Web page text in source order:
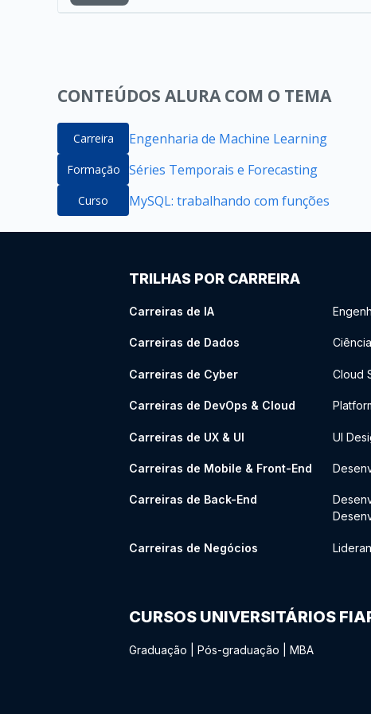
CONTEÚDOS ALURA COM O TEMA
Carreira Engenharia de Machine Learning
Formação Séries Temporais e Forecasting
Curso MySQL: trabalhando com funções
TRILHAS POR CARREIRA
Carreiras de IA
Carreiras de Dados
Carreiras de Cyber Cloud
Carreiras de DevOps & Cloud
Carreiras de UX & UI UI
Carreiras de Mobile & Front-End
Carreiras de Back-End
Carreiras de Negócios
CURSOS UNIVERSITÁRIOS
Graduação Pós-graduação MBA